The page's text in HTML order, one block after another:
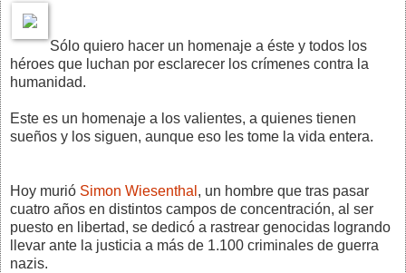
Sólo quiero hacer un homenaje a éste y todos los
héroes que luchan por esclarecer los crímenes contra la
humanidad.
Este es un homenaje a los valientes, a quienes tienen
sueños y los siguen, aunque eso les tome la vida entera.
Hoy murió Simon Wiesenthal , un hombre que tras pasar
cuatro años en distintos campos de concentración, al ser
puesto en libertad, se dedicó a rastrear genocidas logrando
llevar ante la justicia a más de 1.100 criminales de guerra
nazis.